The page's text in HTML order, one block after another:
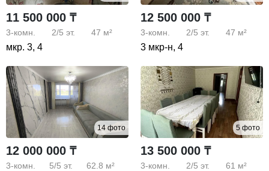
11 500 000 ₸
3-комн. 2/5 эт. 47 м²
мкр. 3, 4
12 500 000 ₸
3-комн. 2/5 эт. 47 м²
3 мкр-н, 4
14 фото
12 000 000 ₸
3-комн. 5/5 эт. 62.8 м²
5 фото
13 500 000 ₸
3-комн. 2/5 эт. 61 м²